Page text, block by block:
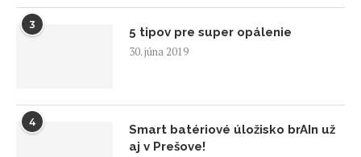
3
5 tipov pre super opálenie
30. júna 2019
4
Smart batériové úložisko brAIn už
aj v Prešove!